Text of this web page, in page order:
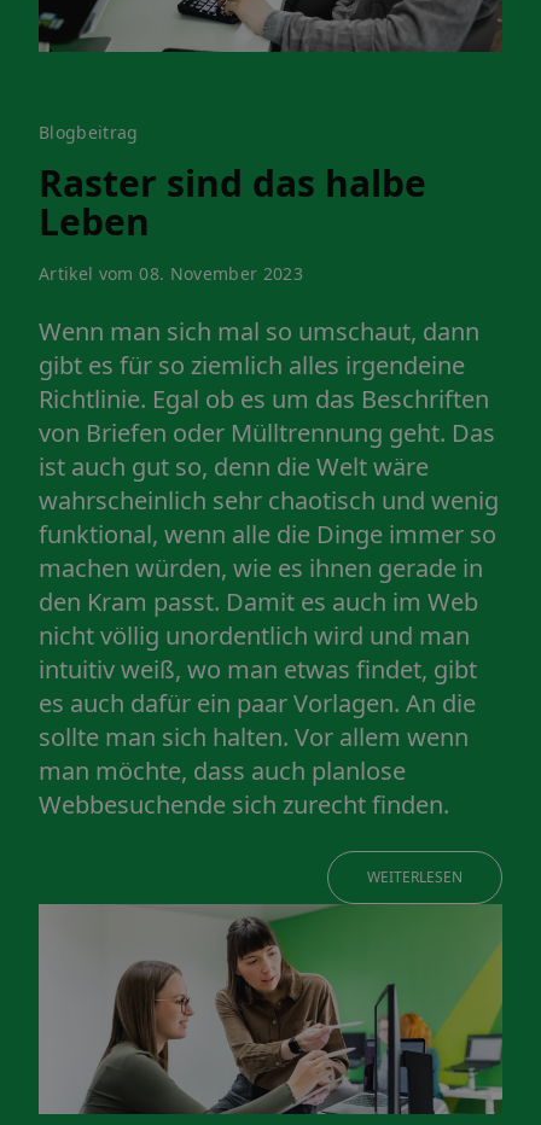
Blogbeitrag
Raster sind das halbe
Leben
Artikel vom 08. November 2023
Wenn man sich mal so umschaut, dann
gibt es für so ziemlich alles irgendeine
Richtlinie. Egal ob es um das Beschriften
von Briefen oder Mülltrennung geht. Das
ist auch gut so, denn die Welt wäre
wahrscheinlich sehr chaotisch und wenig
funktional, wenn alle die Dinge immer so
machen würden, wie es ihnen gerade in
den Kram passt. Damit es auch im Web
nicht völlig unordentlich wird und man
intuitiv weiß, wo man etwas findet, gibt
es auch dafür ein paar Vorlagen. An die
sollte man sich halten. Vor allem wenn
man möchte, dass auch planlose
Webbesuchende sich zurecht finden.
WEITERLESEN